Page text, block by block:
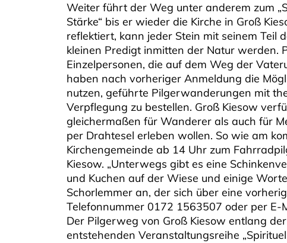
Weiter führt der Weg unter anderem zum
Stärke“ bis er wieder die Kirche in Groß
reflektiert, kann jeder Stein mit seinem Teil
kleinen Predigt inmitten der Natur werden.
Einzelpersonen, die auf dem Weg der
haben nach vorheriger Anmeldung die
nutzen, geführte Pilgerwanderungen mit
Verpflegung zu bestellen. Groß Kiesow
gleichermaßen für Wanderer als auch für
per Drahtesel erleben wollen. So wie am
Kirchengemeinde ab 14 Uhr zum
Kiesow. „Unterwegs gibt es eine
und Kuchen auf der Wiese und einige
Schorlemmer an, der sich über eine
Telefonnummer 0172 1563507 oder per E-
Der Pilgerweg von Groß Kiesow entlang
entstehenden Veranstaltungsreihe